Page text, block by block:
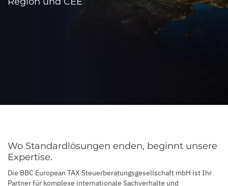
Wo Standardlösungen enden, beginnt unsere
Expertise.
Die BBC European TAX Steuerberatungsgesellschaft mbH ist Ihr
Partner für komplexe internationale Sachverhalte und